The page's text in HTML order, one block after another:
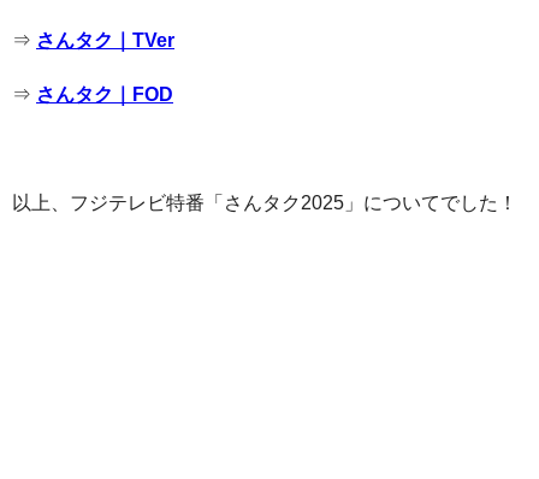
⇒ さんタク｜TVer
⇒ さんタク｜FOD
以上、フジテレビ特番「さんタク2025」についてでした！